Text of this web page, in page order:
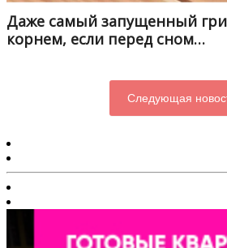
Даже самый запущенный
корнем, если перед сном…
Следующая